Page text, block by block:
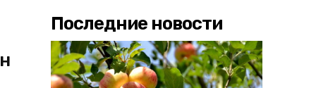
Последние новости